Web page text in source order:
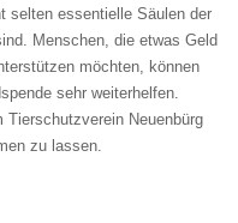
selten essentielle Säulen der
Menschen, die etwas Geld
möchten, können
sehr weiterhelfen.
Neuenbürg
zu lassen.